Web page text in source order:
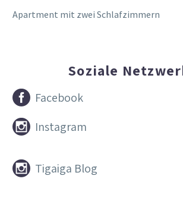
Apartment mit zwei Schlafzimmern
Soziale

 Facebook

 Instagram

 Tigaiga Blog